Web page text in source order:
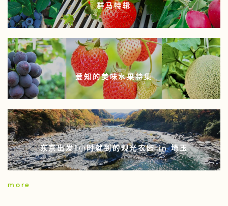
群马特辑
爱知的美味水果特集
东京出发1小时就到的观光农园 in 埼玉
more